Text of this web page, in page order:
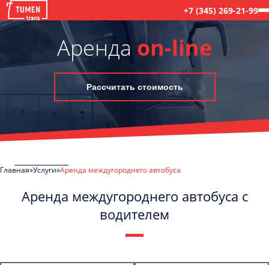
+7 (345) 269-21-99
Аренда on-line
Рассчитать стоимость
Главная Услуги Аренда междугороднего автобуса
Аренда междугороднего автобуса с
водителем
Политикой конфиденциальности
ознакомлен(а), даю согласие на